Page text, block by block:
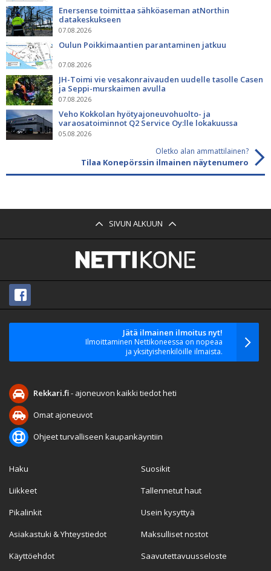
Enersense toimittaa sähköaseman atNorthin
datakeskukseen
07.08.2026
Oulun Poikkimaantien parantaminen jatkuu
07.08.2026
JH-Toimi vie vesakonraivauden uudelle tasolle Casen
ja Seppi-murskaimen avulla
07.08.2026
Veho Kokkolan hyötyajoneuvohuolto- ja
varaosatoiminnot Q2 Service Oy:lle lokakuussa
05.08.2026
Oletko alan ammattilainen?
Tilaa Konepörssin ilmainen näytenumero
SIVUN ALKUUN
Jätä ilmainen ilmoitus nyt!
Ilmoittaminen Nettikoneessa on nopeaa
ja yksityishenkilöille ilmaista.
Rekkari.fi- ajoneuvon kaikki tiedot heti
Omat ajoneuvot
Ohjeet turvalliseen kaupankäyntiin
Haku
Liikkeet
Pikalinkit
Asiakastuki & Yhteystiedot
Käyttöehdot
Suosikit
Tallennetut haut
Usein kysyttyä
Maksulliset nostot
Saavutettavuusseloste